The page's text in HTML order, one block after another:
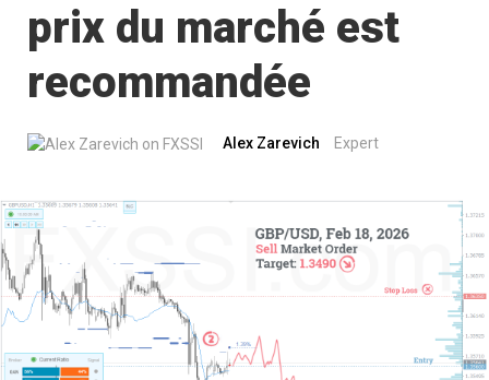
prix du marché est
recommandée
Alex Zarevich Expert